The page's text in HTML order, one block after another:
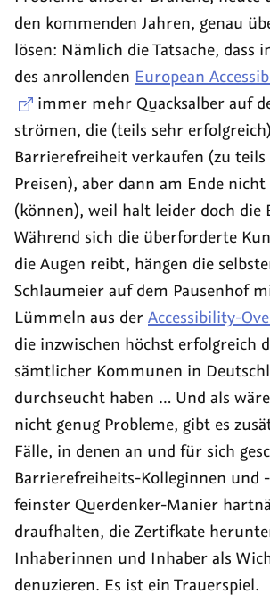
den kommenden Jahren, genau
lösen: Nämlich die Tatsache, dass
des anrollenden European
immer mehr Quacksalber auf
strömen, die (teils sehr erfolgreich)
Barrierefreiheit verkaufen (zu
Preisen), aber dann am Ende
(können), weil halt leider doch die
Während sich die überforderte
die Augen reibt, hängen die
Schlaumeier auf dem Pausenhof
Lümmeln aus der Accessibility-
die inzwischen höchst erfolgreich
sämtlicher Kommunen in
durchseucht haben … Und als
nicht genug Probleme, gibt es
Fälle, in denen an und für sich
Barrierefreiheits-Kolleginnen und
feinster Querdenker-Manier
draufhalten, die Zertifkate
Inhaberinnen und Inhaber als
denuzieren. Es ist ein Trauerspiel.